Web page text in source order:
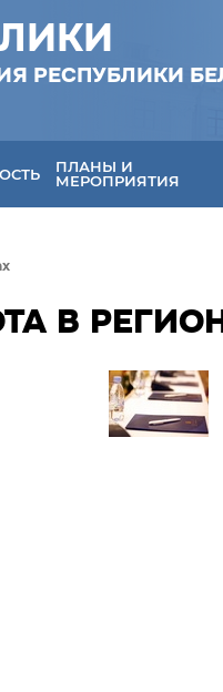
РЕСПУБЛИКИ
ПЛАНЫ И
МЕРОПРИЯТИЯ
В